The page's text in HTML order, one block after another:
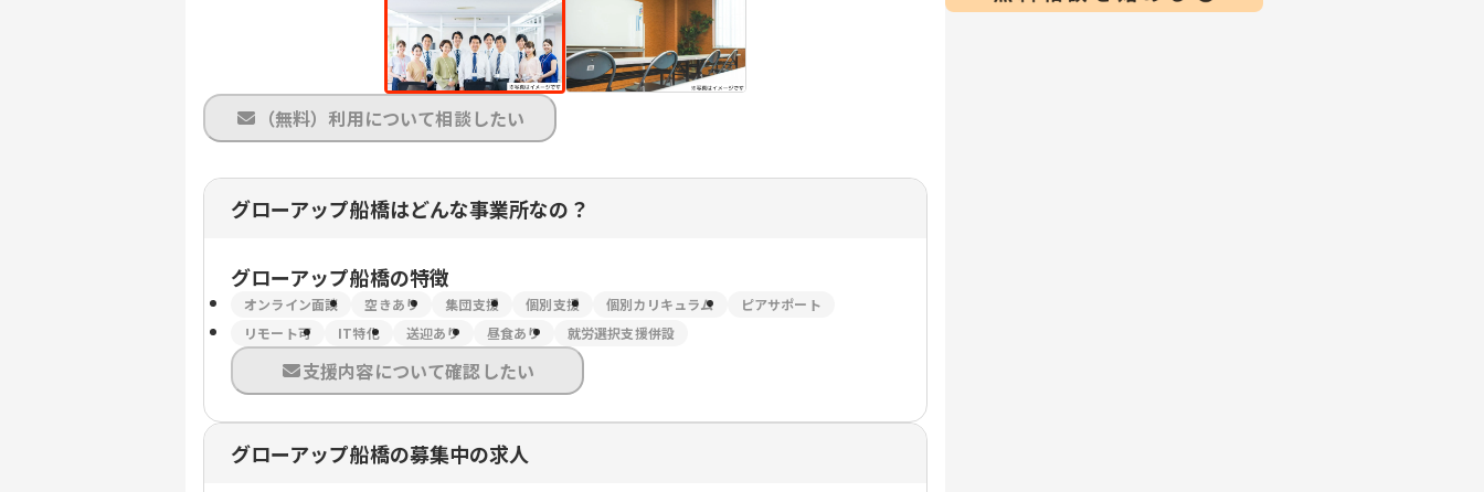
（無料）利用について相談したい
グローアップ船橋はどんな事業所なの？
グローアップ船橋の特徴
オンライン面談 空きあり 集団支援 個別支援 個別カリキュラム
ピアサポート
リモート可
IT特化 送迎あり 昼食あり 就労選択支援併設
支援内容について確認したい
グローアップ船橋の募集中の求人